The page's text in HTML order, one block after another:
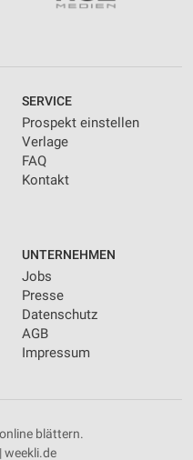
SERVICE
Prospekt einstellen
Verlage
FAQ
Kontakt
UNTERNEHMEN
Jobs
Presse
Datenschutz
AGB
Impressum
blättern.
weekli.de